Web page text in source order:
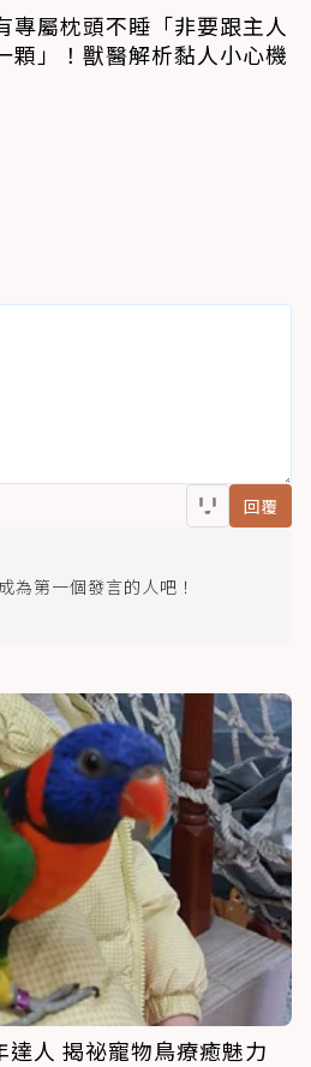
專屬枕頭不睡「非要跟主人
顆」！獸醫解析黏人小心機
回覆
為第一個發言的人吧！
人 揭祕寵物鳥療癒魅力